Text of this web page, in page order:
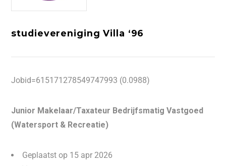
studievereniging Villa ‘96
Jobid=615171278549747993 (0.0988)
Junior Makelaar/Taxateur Bedrijfsmatig Vastgoed
(Watersport & Recreatie)
Geplaatst op 15 apr 2026